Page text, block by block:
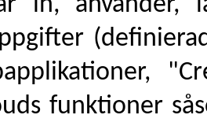
funktioner